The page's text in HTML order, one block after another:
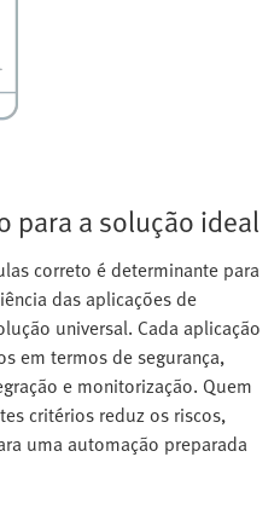
para a solução ideal
correto é determinante para
das aplicações de
universal. Cada aplicação
em termos de segurança,
e monitorização. Quem
critérios reduz os riscos,
uma automação preparada